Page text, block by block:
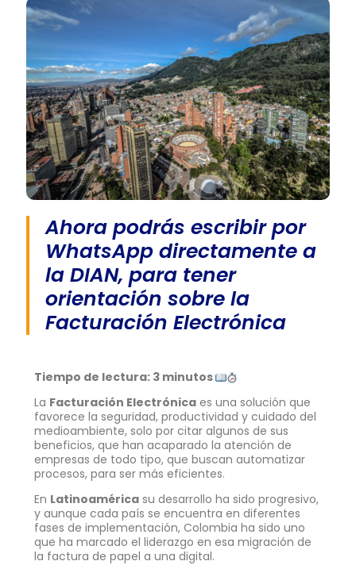
Ahora podrás escribir por
WhatsApp directamente a
la DIAN, para tener
orientación sobre la
Facturación Electrónica
Tiempo de lectura: 3 minutos
La Facturación Electrónica es una solución que
favorece la seguridad, productividad y cuidado del
medioambiente, solo por citar algunos de sus
beneficios, que han acaparado la atención de
empresas de todo tipo, que buscan automatizar
procesos, para ser más eficientes.
En Latinoamérica su desarrollo ha sido progresivo,
y aunque cada país se encuentra en diferentes
fases de implementación, Colombia ha sido uno
que ha marcado el liderazgo en esa migración de
la factura de papel a una digital.